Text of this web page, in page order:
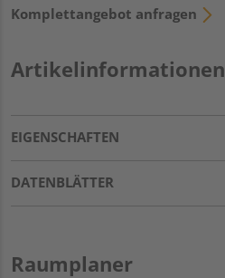
Komplettangebot anfragen
Artikelinformationen
EIGENSCHAFTEN
DATENBLÄTTER
Raumplaner